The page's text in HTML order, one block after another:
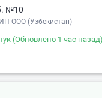
№10
ООО (Узбекистан)
(Обновлено 1 час назад)